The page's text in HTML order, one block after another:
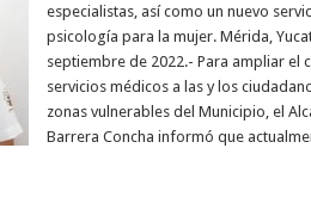
especialistas, así como un nuevo
psicología para la mujer. Mérida,
septiembre de 2022.- Para ampliar el
servicios médicos a las y los
zonas vulnerables del Municipio, el
Barrera Concha informó que